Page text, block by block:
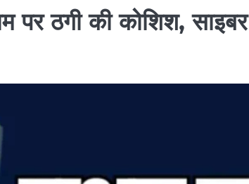
पर ठगी की कोशिश,